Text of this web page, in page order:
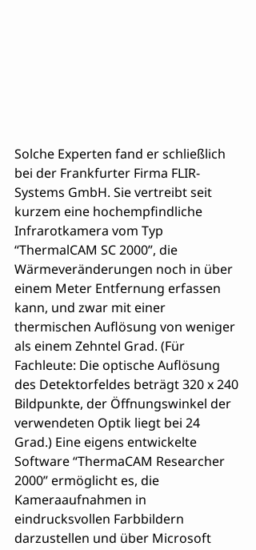
Solche Experten fand er schließlich
bei der Frankfurter Firma FLIR-
Systems GmbH. Sie vertreibt seit
kurzem eine hochempfindliche
Infrarotkamera vom Typ
“ThermalCAM SC 2000”, die
Wärmeveränderungen noch in über
einem Meter Entfernung erfassen
kann, und zwar mit einer
thermischen Auflösung von weniger
als einem Zehntel Grad. (Für
Fachleute: Die optische Auflösung
des Detektorfeldes beträgt 320 x 240
Bildpunkte, der Öffnungswinkel der
verwendeten Optik liegt bei 24
Grad.) Eine eigens entwickelte
Software “ThermaCAM Researcher
2000” ermöglicht es, die
Kameraaufnahmen in
eindrucksvollen Farbbildern
darzustellen und über Microsoft